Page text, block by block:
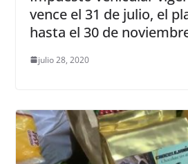
vence el 31 de julio, el
hasta el 30 de
julio 28, 2020